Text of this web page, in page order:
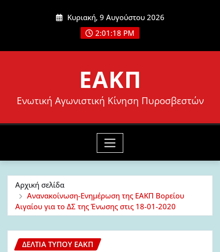
Κυριακή, 9 Αυγούστου 2026
2:01:19 PM
ΕΑΚΠ
Ενωτική Αγωνιστική Κίνηση Πυροσβεστών
Αρχική σελίδα
Ανανακοίνωση-Ενημέρωση της ΕΑΚΠ Βορείου
Αιγαίου για το ΔΣ της Ένωσης στις 18-01-2020
ΔΕΛΤΊΑ ΤΎΠΟΥ ΕΑΚΠ